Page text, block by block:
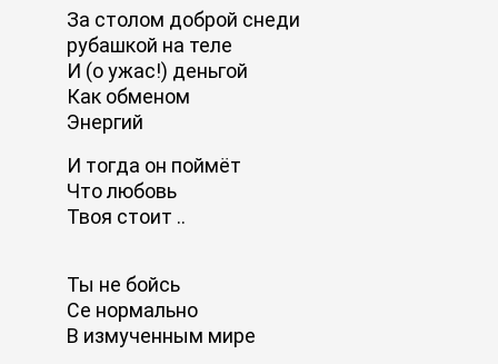
За столом доброй снеди
рубашкой на теле
И (о ужас!) деньгой
Как обменом
Энергий
И тогда он поймёт
Что любовь
Твоя стоит ..
Ты не бойсь
Се нормально
В измученным мире